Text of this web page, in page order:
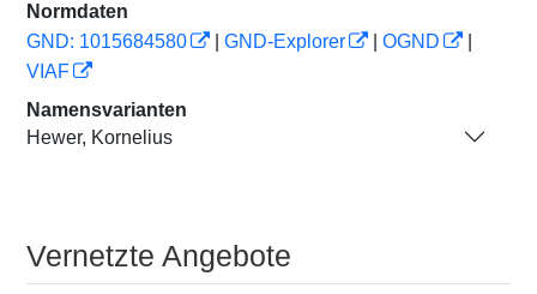
Normdaten
GND: 1015684580
GND-Explorer OGND
VIAF
Namensvarianten
Hewer, Kornelius
Vernetzte Angebote